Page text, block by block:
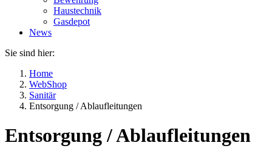
Haustechnik
Gasdepot
News
Sie sind hier:
Home
WebShop
Sanitär
Entsorgung / Ablaufleitungen
Entsorgung / Ablaufleitungen